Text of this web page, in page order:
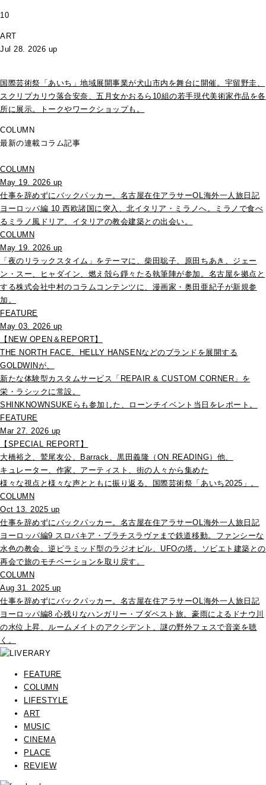
10
ART
Jul 28. 2026 up
国際芸術祭「あいち」地域展開事業が犬山市内を舞台に開催。宇留野圭、
スクリプカリウ落合安奈、五月女かおるら10組の若手現代美術家作品を各
所に展示。トークやワークショップも。
COLUMN
最新の連載コラム記事
COLUMN
May 19. 2026 up
仕事を辞めずにバックパッカー。名古屋在住アラサーOL海外一人旅日記
ヨーロッパ編 10 西欧諸国に突入、北イタリア・ミラノへ。ミラノで食べ
るミラノ風ドリア、イタリアの教会建築との出会い。
COLUMN
May 19. 2026 up
「夜のリラックスタイム」をテーマに、柴田聡子、原田ちあき、ジェー
ン・スー、ヒャダイン、燃え殻ら錚々たる執筆陣が参加。名古屋を拠点と
する株式会社中村のコラムコンテンツに、漫画家・奥田亜紀子が新規参
加。
FEATURE
May 03. 2026 up
【NEW OPEN＆REPORT】
THE NORTH FACE、HELLY HANSENなどのブランドを展開する
GOLDWINが、
新たな体験型カスタムサービス「REPAIR & CUSTOM CORNER」を
栄・ラシックに常設。
SHINKNOWNSUKEらも参加した、ローンチイベント当日をレポート。
FEATURE
Mar 27. 2026 up
【SPECIAL REPORT】
大橋裕之、鷲尾友公、Barrack、黒田義隆（ON READING）他、
キュレーター、作家、アーティスト、街の人々から集めた
様々な視点と様々な声とともに振り返る、国際芸術祭「あいち2025」。
COLUMN
Oct 13. 2025 up
仕事を辞めずにバックパッカー。名古屋在住アラサーOL海外一人旅日記
ヨーロッパ編9 スロバキア・ブラチスラヴァまで鉄道移動。ファンシーな
水色の教会、逆ピラミッド型のラジオビル、UFOの塔。ソビエト建築との
再会で旅のモチベーションを取り戻す。
COLUMN
Aug 31. 2025 up
仕事を辞めずにバックパッカー。名古屋在住アラサーOL海外一人旅日記
ヨーロッパ編8 心残りなハンガリー・ブダペスト旅。豪雨によるドナウ川
の水位上昇、ルームメイトのアクシデント、謎の野外フェスで音楽を聴
く。
FEATURE
COLUMN
LIFESTYLE
ART
MUSIC
CINEMA
PLACE
REVIEW